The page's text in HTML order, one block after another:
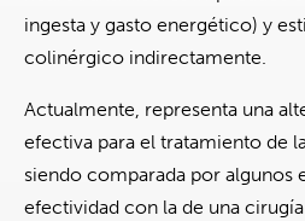
ingesta y gasto energético) y
colinérgico indirectamente.
Actualmente, representa una
efectiva para el tratamiento de
siendo comparada por algunos
efectividad con la de una